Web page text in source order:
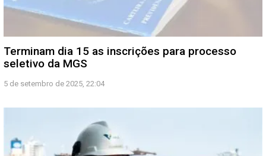
Terminam dia 15 as inscrições para processo
seletivo da MGS
5 de setembro de 2025, 22:04